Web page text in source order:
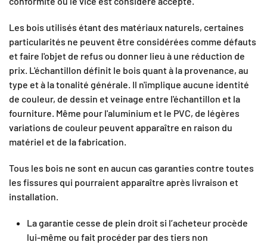
Les bois utilisés étant des matériaux naturels, certaines
particularités ne peuvent être considérées comme défauts
et faire l'objet de refus ou donner lieu à une réduction de
prix. L'échantillon définit le bois quant à la provenance, au
type et à la tonalité générale. Il n'implique aucune identité
de couleur, de dessin et veinage entre l'échantillon et la
fourniture. Même pour l'aluminium et le PVC, de légères
variations de couleur peuvent apparaître en raison du
matériel et de la fabrication.
Tous les bois ne sont en aucun cas garanties contre toutes
les fissures qui pourraient apparaître après livraison et
installation.
La garantie cesse de plein droit si l’acheteur procède
lui-même ou fait procéder par des tiers non